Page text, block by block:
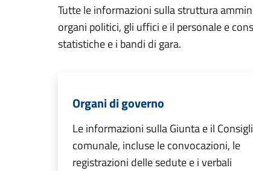
Tutte le informazioni sulla struttura
organi politici, gli uffici e il personale e
statistiche e i bandi di gara.
Organi di governo
Le informazioni sulla Giunta e il
comunale, incluse le convocazioni, le
registrazioni delle sedute e i verbali